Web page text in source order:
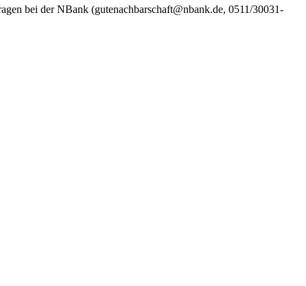
bei der NBank (gutenachbarschaft@nbank.de, 0511/30031-